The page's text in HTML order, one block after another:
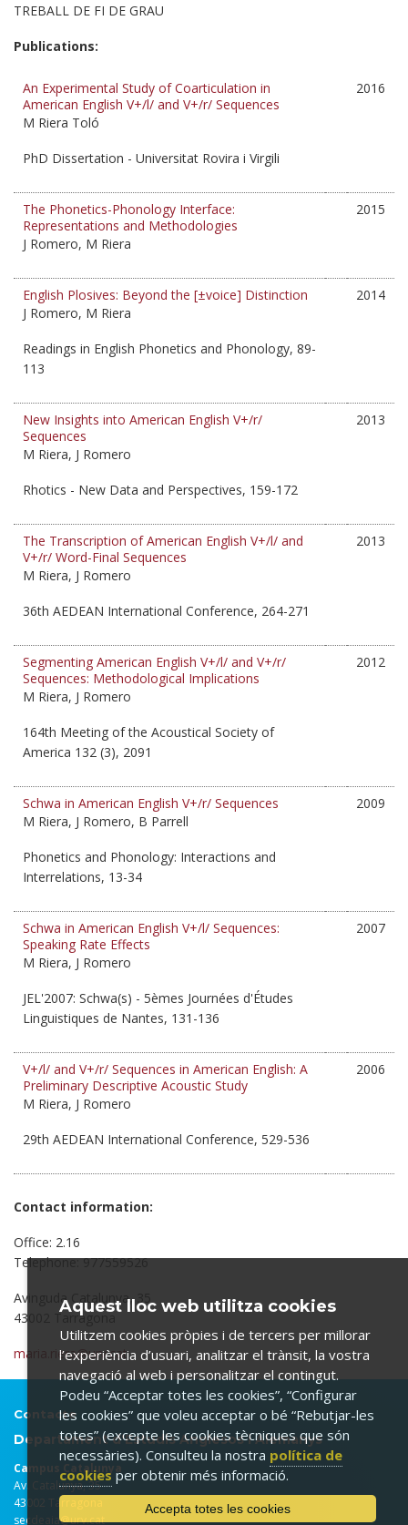
TREBALL DE FI DE GRAU
Publications:
An Experimental Study of Coarticulation in
American English V+/l/ and V+/r/ Sequences
M Riera Toló
PhD Dissertation - Universitat Rovira i Virgili
2016
The Phonetics-Phonology Interface:
Representations and Methodologies
J Romero, M Riera
2015
English Plosives: Beyond the [±voice] Distinction
J Romero, M Riera
Readings in English Phonetics and Phonology, 89-
113
2014
New Insights into American English V+/r/
Sequences
M Riera, J Romero
Rhotics - New Data and Perspectives, 159-172
2013
The Transcription of American English V+/l/ and
V+/r/ Word-Final Sequences
M Riera, J Romero
36th AEDEAN International Conference, 264-271
2013
Segmenting American English V+/l/ and V+/r/
Sequences: Methodological Implications
M Riera, J Romero
164th Meeting of the Acoustical Society of
America 132 (3), 2091
2012
Schwa in American English V+/r/ Sequences
M Riera, J Romero, B Parrell
Phonetics and Phonology: Interactions and
Interrelations, 13-34
2009
Schwa in American English V+/l/ Sequences:
Speaking Rate Effects
M Riera, J Romero
JEL'2007: Schwa(s) - 5èmes Journées d'Études
Linguistiques de Nantes, 131-136
2007
V+/l/ and V+/r/ Sequences in American English: A
Preliminary Descriptive Acoustic Study
M Riera, J Romero
29th AEDEAN International Conference, 529-536
2006
Contact information:
Office: 2.16
Telephone: 977559526
Avinguda Catalunya, 35
43002 Tarragona
maria.riera@urv.cat
Contacte
Departament d'Estudis Anglesos i Alemanys
Campus Catalunya
Av. Catalunya, 35
43002 Tarragona
secdeaia@urv.cat
Aquest lloc web utilitza cookies
Utilitzem cookies pròpies i de tercers per millorar
l’experiència d’usuari, analitzar el trànsit, la vostra
navegació al web i personalitzar el contingut.
Podeu “Acceptar totes les cookies”, “Configurar
les cookies” que voleu acceptar o bé “Rebutjar-les
totes” (excepte les cookies tècniques que són
necessàries). Consulteu la nostra política de
cookiesper obtenir més informació.
Accepta totes les cookies